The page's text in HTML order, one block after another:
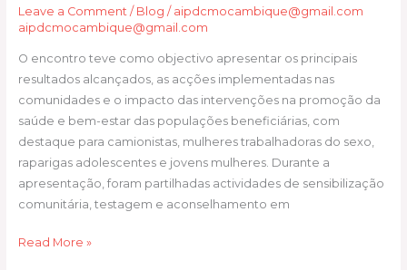
Leave a Comment / Blog / aipdcmocambique@gmail.com
aipdcmocambique@gmail.com
O encontro teve como objectivo apresentar os principais
resultados alcançados, as acções implementadas nas
comunidades e o impacto das intervenções na promoção da
saúde e bem-estar das populações beneficiárias, com
destaque para camionistas, mulheres trabalhadoras do sexo,
raparigas adolescentes e jovens mulheres. Durante a
apresentação, foram partilhadas actividades de sensibilização
comunitária, testagem e aconselhamento em
contas
Governo
Distrital
de
Gondola,
referente
às
actividades
desenvolvidas
Read More »